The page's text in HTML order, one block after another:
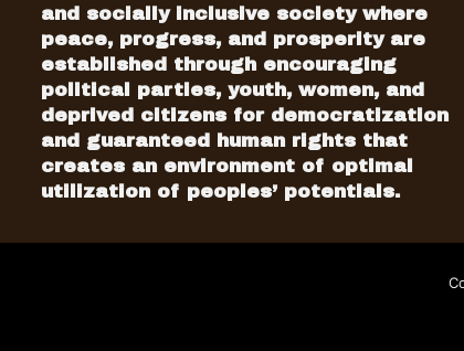
and socially inclusive society where
peace, progress, and prosperity are
established through encouraging
political parties, youth, women, and
deprived citizens for democratization
and guaranteed human rights that
creates an environment of optimal
utilization of peoples’ potentials.